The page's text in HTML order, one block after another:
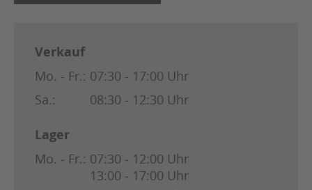
Verkauf
Mo. - Fr.: 07:30 - 17:00 Uhr
Sa.:
08:30 - 12:30 Uhr
Lager
Mo. - Fr.: 07:30 - 12:00 Uhr
13:00 - 17:00 Uhr